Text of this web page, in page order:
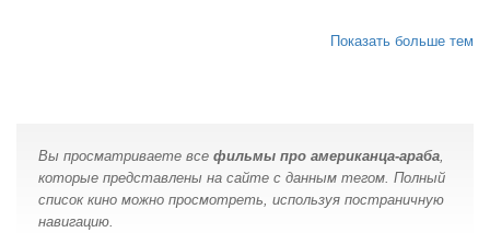
Показать больше тем
Вы просматриваете все фильмы про американца-араба,
которые представлены на сайте с данным тегом. Полный
список кино можно просмотреть, используя постраничную
навигацию.